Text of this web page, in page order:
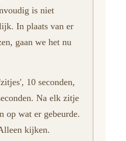
is niet
In plaats van er
gaan we het nu
10 seconden,
Na elk zitje
op wat er gebeurde.
kijken.